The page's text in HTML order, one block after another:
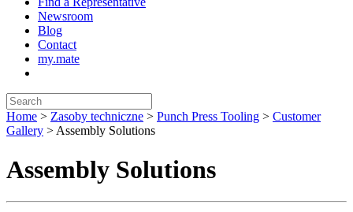
Newsroom
Blog
Contact
my.mate
Search:
Home > Zasoby techniczne > Punch Press Tooling > Customer
Gallery > Assembly Solutions
Assembly Solutions